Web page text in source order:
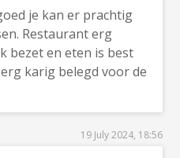
je kan er prachtig
Restaurant erg
bezet en eten is best
karig belegd voor de
19 July 2024, 18:56